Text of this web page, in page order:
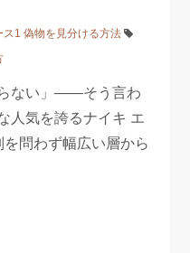
1 偽物を見分ける方法
らない」――そう言わ
人気を誇るナイキ エ
問わず幅広い層から